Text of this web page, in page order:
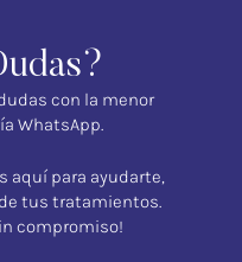
con la menor
WhatsApp.
aquí para ayudarte,
tus tratamientos.
compromiso!